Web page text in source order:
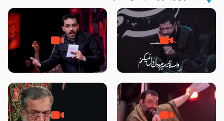
مصداق کربلا – حاج حسین سیب
سرخی
شور ، حسینا! به‌ حق زهرا «أُنْظُرْ
إِلَینا» – عزاداری شب هفتم ماه